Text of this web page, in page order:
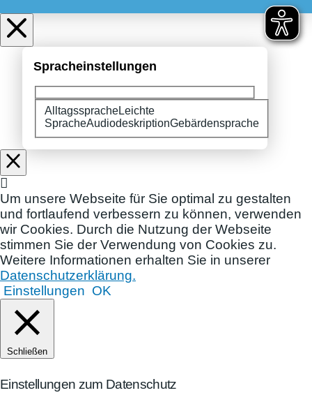
Spracheinstellungen
Bitte wählen Sie Ihre Spracheinstellungen:
AlltagsspracheLeichte
SpracheAudiodeskriptionGebärdensprache
Um unsere Webseite für Sie optimal zu gestalten
und fortlaufend verbessern zu können, verwenden
wir Cookies. Durch die Nutzung der Webseite
stimmen Sie der Verwendung von Cookies zu.
Weitere Informationen erhalten Sie in unserer
Datenschutzerklärung.
Einstellungen OK
Schließen
Einstellungen zum Datenschutz